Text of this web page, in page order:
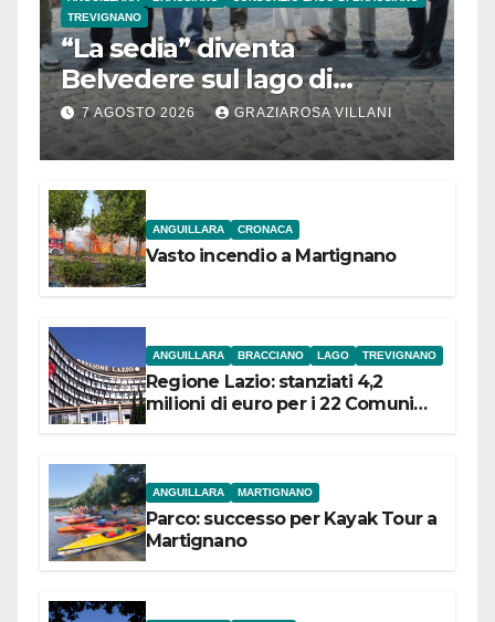
TREVIGNANO
“La sedia” diventa
Belvedere sul lago di
Bracciano: ieri
l’inaugurazione
7 AGOSTO 2026 GRAZIAROSA VILLANI
ANGUILLARA CRONACA
Vasto incendio a Martignano
ANGUILLARA BRACCIANO LAGO TREVIGNANO
Regione Lazio: stanziati 4,2
milioni di euro per i 22 Comuni
ANGUILLARA MARTIGNANO
Parco: successo per Kayak Tour a
Martignano